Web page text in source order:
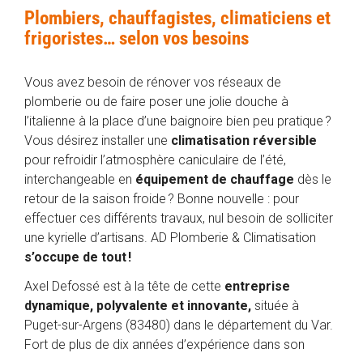
Plombiers, chauffagistes, climaticiens et
frigoristes… selon vos besoins
Vous avez besoin de rénover vos réseaux de
plomberie ou de faire poser une jolie douche à
l’italienne à la place d’une baignoire bien peu pratique ?
Vous désirez installer une climatisation réversible
pour refroidir l’atmosphère caniculaire de l’été,
interchangeable en équipement de chauffage dès le
retour de la saison froide ? Bonne nouvelle : pour
effectuer ces différents travaux, nul besoin de solliciter
une kyrielle d’artisans. AD Plomberie & Climatisation
s’occupe de tout !
Axel Defossé est à la tête de cette entreprise
dynamique, polyvalente et innovante, située à
Puget-sur-Argens (83480) dans le département du Var.
Fort de plus de dix années d’expérience dans son